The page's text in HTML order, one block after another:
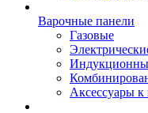
Варочные панели
Газовые
Аксессуары